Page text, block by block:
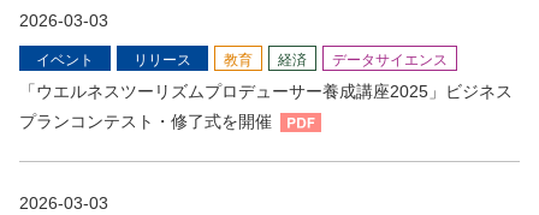
2026-03-03
イベント リリース 教育 経済 データサイエンス
「ウエルネスツーリズムプロデューサー養成講座2025」ビジネス
プランコンテスト・修了式を開催
2026-03-03